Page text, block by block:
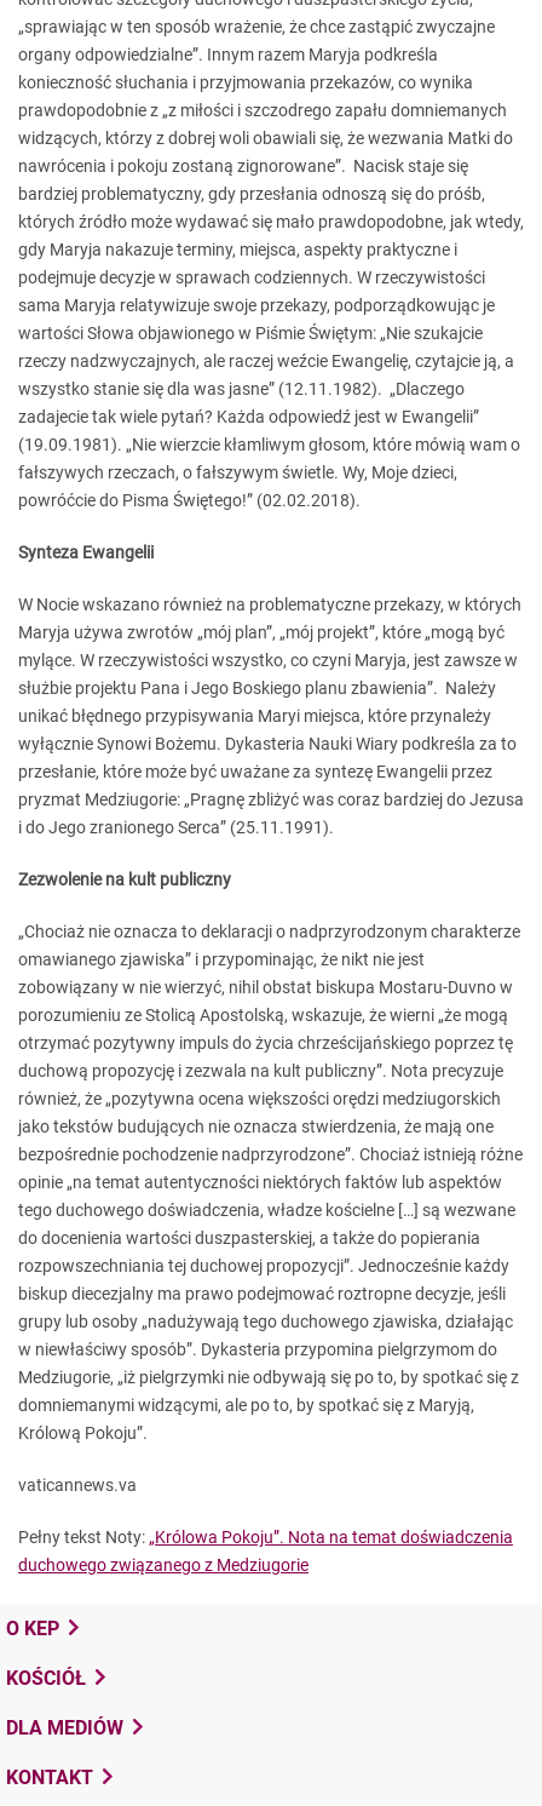
„sprawiając w ten sposób wrażenie, że chce zastąpić zwyczajne
organy odpowiedzialne”. Innym razem Maryja podkreśla
konieczność słuchania i przyjmowania przekazów, co wynika
prawdopodobnie z „z miłości i szczodrego zapału domniemanych
widzących, którzy z dobrej woli obawiali się, że wezwania Matki do
nawrócenia i pokoju zostaną zignorowane”. Nacisk staje się
bardziej problematyczny, gdy przesłania odnoszą się do próśb,
których źródło może wydawać się mało prawdopodobne, jak wtedy,
gdy Maryja nakazuje terminy, miejsca, aspekty praktyczne i
podejmuje decyzje w sprawach codziennych. W rzeczywistości
sama Maryja relatywizuje swoje przekazy, podporządkowując je
wartości Słowa objawionego w Piśmie Świętym: „Nie szukajcie
rzeczy nadzwyczajnych, ale raczej weźcie Ewangelię, czytajcie ją, a
wszystko stanie się dla was jasne” (12.11.1982). „Dlaczego
zadajecie tak wiele pytań? Każda odpowiedź jest w Ewangelii”
(19.09.1981). „Nie wierzcie kłamliwym głosom, które mówią wam o
fałszywych rzeczach, o fałszywym świetle. Wy, Moje dzieci,
powróćcie do Pisma Świętego!” (02.02.2018).
Synteza Ewangelii
W Nocie wskazano również na problematyczne przekazy, w których
Maryja używa zwrotów „mój plan”, „mój projekt”, które „mogą być
mylące. W rzeczywistości wszystko, co czyni Maryja, jest zawsze w
służbie projektu Pana i Jego Boskiego planu zbawienia”. Należy
unikać błędnego przypisywania Maryi miejsca, które przynależy
wyłącznie Synowi Bożemu. Dykasteria Nauki Wiary podkreśla za to
przesłanie, które może być uważane za syntezę Ewangelii przez
pryzmat Medziugorie: „Pragnę zbliżyć was coraz bardziej do Jezusa
i do Jego zranionego Serca” (25.11.1991).
Zezwolenie na kult publiczny
„Chociaż nie oznacza to deklaracji o nadprzyrodzonym charakterze
omawianego zjawiska” i przypominając, że nikt nie jest
zobowiązany w nie wierzyć, nihil obstat biskupa Mostaru-Duvno w
porozumieniu ze Stolicą Apostolską, wskazuje, że wierni „że mogą
otrzymać pozytywny impuls do życia chrześcijańskiego poprzez tę
duchową propozycję i zezwala na kult publiczny”. Nota precyzuje
również, że „pozytywna ocena większości orędzi medziugorskich
jako tekstów budujących nie oznacza stwierdzenia, że mają one
bezpośrednie pochodzenie nadprzyrodzone”. Chociaż istnieją różne
opinie „na temat autentyczności niektórych faktów lub aspektów
tego duchowego doświadczenia, władze kościelne […] są wezwane
do docenienia wartości duszpasterskiej, a także do popierania
rozpowszechniania tej duchowej propozycji”. Jednocześnie każdy
biskup diecezjalny ma prawo podejmować roztropne decyzje, jeśli
grupy lub osoby „nadużywają tego duchowego zjawiska, działając
w niewłaściwy sposób”. Dykasteria przypomina pielgrzymom do
Medziugorie, „iż pielgrzymki nie odbywają się po to, by spotkać się z
domniemanymi widzącymi, ale po to, by spotkać się z Maryją,
Królową Pokoju”.
vaticannews.va
Pełny tekst Noty: „Królowa Pokoju”. Nota na temat doświadczenia
duchowego związanego z Medziugorie
O KEP
KOŚCIÓŁ
DLA MEDIÓW
KONTAKT